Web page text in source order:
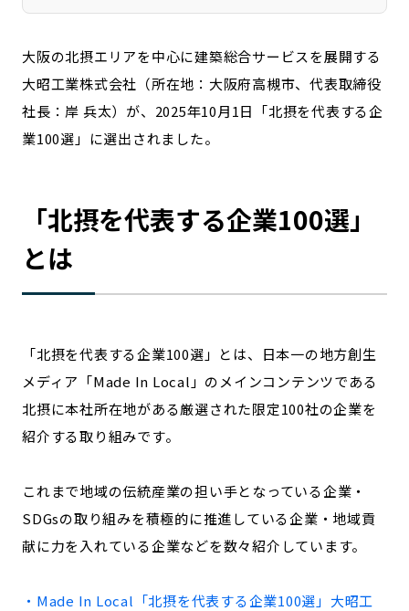
香川エリア
愛媛エリア
高知エリア
福岡エリア
佐賀エリア
長崎エリア
熊本エリア
MILCプロジェクト
Sporkle
「人」から探す
記事ライター アンバサダー
大阪の北摂エリアを中心に建築総合サービスを展開する
大昭工業株式会社（所在地：大阪府高槻市、代表取締役
社長：岸 兵太）が、2025年10月1日「北摂を代表する企
業100選」に選出されました。
「北摂を代表する企業100選」
とは
「北摂を代表する企業100選」とは、日本一の地方創生
メディア「Made In Local」のメインコンテンツである
北摂に本社所在地がある厳選された限定100社の企業を
紹介する取り組みです。
これまで地域の伝統産業の担い手となっている企業・
SDGsの取り組みを積極的に推進している企業・地域貢
献に力を入れている企業などを数々紹介しています。
・Made In Local「北摂を代表する企業100選」 大昭工